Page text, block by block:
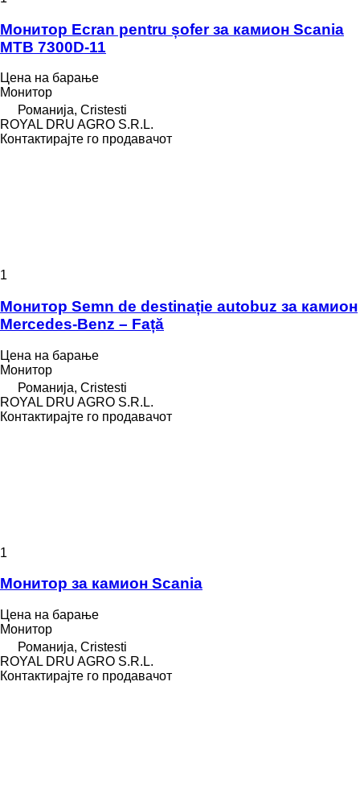
Монитор Ecran pentru șofer за камион Scania
MTB 7300D-11
Цена на барање
Монитор
Романија, Cristesti
ROYAL DRU AGRO S.R.L.
Контактирајте го продавачот
1
Монитор Semn de destinație autobuz за камион
Mercedes-Benz – Față
Цена на барање
Монитор
Романија, Cristesti
ROYAL DRU AGRO S.R.L.
Контактирајте го продавачот
1
Монитор за камион Scania
Цена на барање
Монитор
Романија, Cristesti
ROYAL DRU AGRO S.R.L.
Контактирајте го продавачот